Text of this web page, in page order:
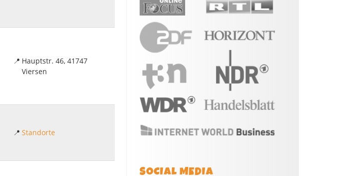
📍 Hauptstr. 46, 41747
Viersen
📍 Standorte
SOCIAL MEDIA